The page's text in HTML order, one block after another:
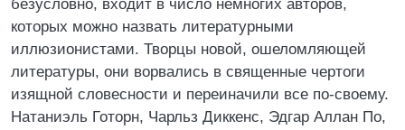
безусловно, входит в число немногих авторов,
которых можно назвать литературными
иллюзионистами. Творцы новой, ошеломляющей
литературы, они ворвались в священные чертоги
изящной словесности и переиначили все по-своему.
Натаниэль Готорн, Чарльз Диккенс, Эдгар Аллан По,